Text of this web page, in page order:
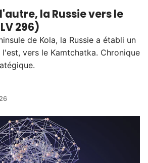
la Russie vers le
296)
de Kola, la Russie a établi un
vers le Kamtchatka. Chronique